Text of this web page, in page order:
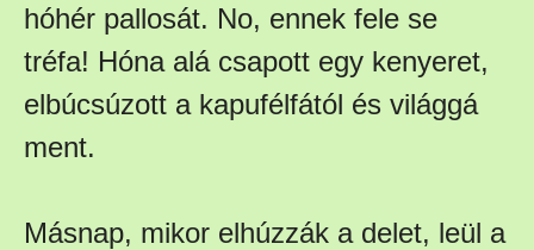
hóhér pallosát. No, ennek fele se
tréfa! Hóna alá csapott egy kenyeret,
elbúcsúzott a kapufélfától és világgá
ment.
Másnap, mikor elhúzzák a delet, leül a